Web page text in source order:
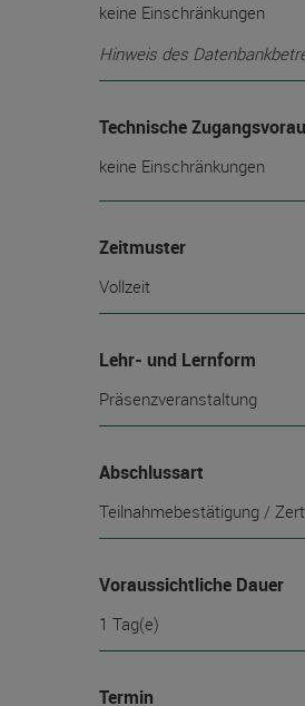
keine Einschränkungen
Hinweis des
Technische
keine Einschränkungen
Zeitmuster
Vollzeit
Lehr- und Lernform
Präsenzveranstaltung
Abschlussart
Teilnahmebestätigung /
Voraussichtliche Dauer
1 Tag(e)
Termin